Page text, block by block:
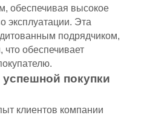
обеспечивая высокое
эксплуатации. Эта
подрядчиком,
что обеспечивает
покупки
клиентов компании